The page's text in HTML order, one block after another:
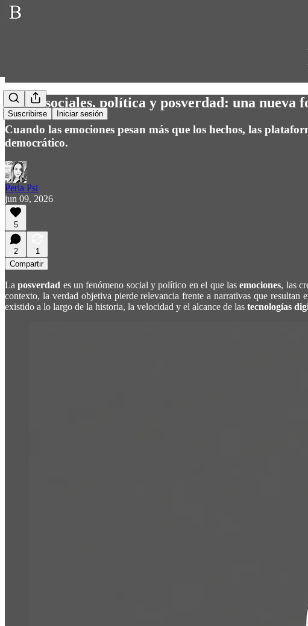
Suscribirse Iniciar sesión
Redes sociales, política y posverdad: una
Cuando las emociones pesan más que los hechos, las
democrático.
Perla Psi
jun 09, 2026
5
2
1
Compartir
Laposverdad es un fenómeno social y político en el que lasemociones, las
contexto, la verdad objetiva pierde relevancia frente a narrativas que
existido a lo largo de la historia, la velocidad y el alcance de las tecnologías